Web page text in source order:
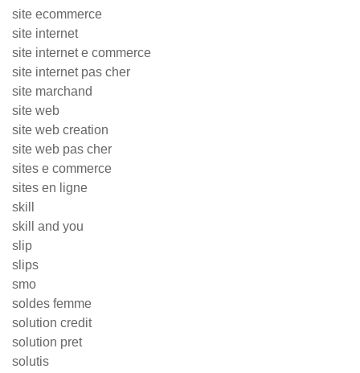
site ecommerce
site internet
site internet e commerce
site internet pas cher
site marchand
site web
site web creation
site web pas cher
sites e commerce
sites en ligne
skill
skill and you
slip
slips
smo
soldes femme
solution credit
solution pret
solutis